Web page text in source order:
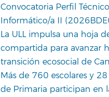
Convocatoria Perfil
Informático/a II
La ULL impulsa una hoja
compartida para avanzar
transición ecosocial de
Más de 760 escolares y
de Primaria participan en